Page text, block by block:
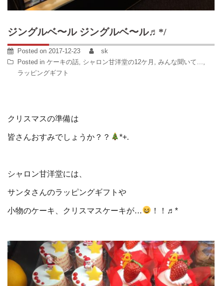
ジングルベ〜ル ジングルベ〜ル♬*/
Posted on 2017-12-23
sk
Posted in ケーキの話 シャロン甘洋堂の12ケ月 みんな聞いて…
ラッピングギフト
クリスマスの準備は
皆さんおすみでしょうか？？ *+.
シャロン甘洋堂には、
サンタさんのラッピングギフトや
小物のケーキ、クリスマスケーキが… ！！♬*